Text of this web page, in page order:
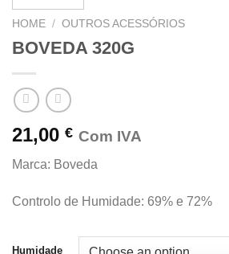
HOME / OUTROS ACESSÓRIOS
BOVEDA 320G
21,00 € Com IVA
Marca: Boveda
Controlo de Humidade: 69% e 72%
Humidade